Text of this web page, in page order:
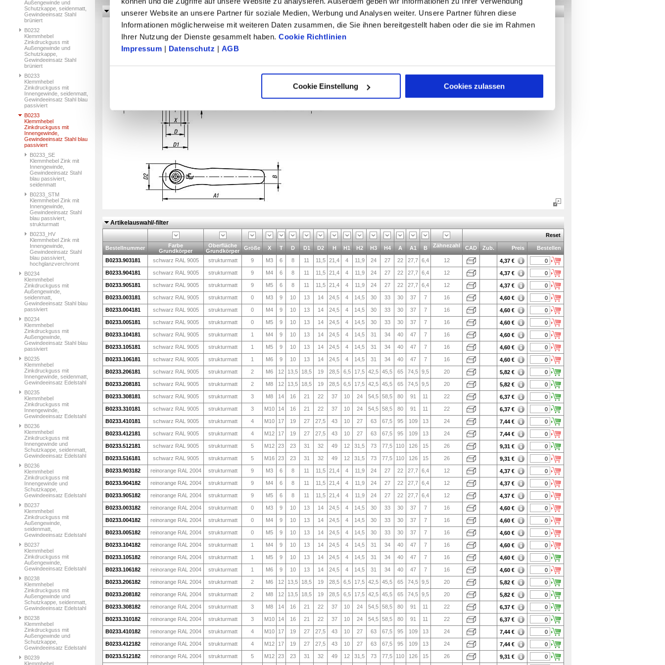
unserer Website an unsere Partner für soziale Medien, Werbung und Analysen weiter. Unsere Partner führen diese
Informationen möglicherweise mit weiteren Daten zusammen, die Sie ihnen bereitgestellt haben oder die sie im Rahmen
Ihrer Nutzung der Dienste gesammelt haben. Cookie Richtlinien
Impressum | Datenschutz | AGB
Cookie Einstellung Cookies zulassen
Außengewinde und
Schutzkappe, seidenmatt,
Gewindeeinsatz Stahl
brüniert
B0232
Klemmhebel
Zinkdruckguss mit
Außengewinde und
Schutzkappe,
Gewindeeinsatz Stahl
brüniert
B0233
Klemmhebel
Zinkdruckguss mit
Innengewinde, seidenmatt,
Gewindeeinsatz Stahl blau
passiviert
B0233
Klemmhebel
Zinkdruckguss mit
Innengewinde,
Gewindeeinsatz Stahl blau
passiviert
B0233_SE
Klemmhebel Zink mit
Innengewinde,
Gewindeeinsatz Stahl
blau passiviert,
seidenmatt
B0233_STM
Klemmhebel Zink mit
Innengewinde,
Gewindeeinsatz Stahl
blau passiviert,
strukturmatt
B0233_HV
Klemmhebel Zink mit
Innengewinde,
Gewindeeinsatz Stahl
blau passiviert,
hochglanzverchromt
B0234
Klemmhebel
Zinkdruckguss mit
Außengewinde,
seidenmatt,
Gewindeeinsatz Stahl blau
passiviert
B0234
Klemmhebel
Zinkdruckguss mit
Außengewinde,
Gewindeeinsatz Stahl blau
passiviert
B0235
Klemmhebel
Zinkdruckguss mit
Innengewinde, seidenmatt,
Gewindeeinsatz Edelstahl
B0235
Klemmhebel
Zinkdruckguss mit
Innengewinde,
Gewindeeinsatz Edelstahl
B0236
Klemmhebel
Zinkdruckguss mit
Innengewinde und
Schutzkappe, seidenmatt,
Gewindeeinsatz Edelstahl
B0236
Klemmhebel
Zinkdruckguss mit
Innengewinde und
Schutzkappe,
Gewindeeinsatz Edelstahl
B0237
Klemmhebel
Zinkdruckguss mit
Außengewinde,
seidenmatt,
Gewindeeinsatz Edelstahl
B0237
Klemmhebel
Zinkdruckguss mit
Außengewinde,
Gewindeeinsatz Edelstahl
B0238
Klemmhebel
Zinkdruckguss mit
Außengewinde und
Schutzkappe, seidenmatt,
Gewindeeinsatz Edelstahl
B0238
Klemmhebel
Zinkdruckguss mit
Außengewinde und
Schutzkappe,
Gewindeeinsatz Edelstahl
B0239
Klemmhebel
Zeichnungen
Artikelauswahl/-filter
Reset
Bestellnummer
Farbe
Grundkörper
Oberfläche
Grundkörper
Größe X T D D1 D2 H H1 H2 H3 H4 A A1 B Zähnezahl CAD Zub. Preis Bestellen
B0233.903181 schwarz RAL 9005 strukturmatt 9 M3 6 8 11 11,5 21,4 4 11,9 24 27 22 27,7 6,4 12 4,37 €
B0233.904181
schwarz RAL 9005 strukturmatt 9 M4 6 8 11 11,5 21,4 4 11,9 24 27 22 27,7 6,4 12 4,37 €
B0233.905181
schwarz RAL 9005 strukturmatt 9 M5 6 8 11 11,5 21,4 4 11,9 24 27 22 27,7 6,4 12 4,37 €
B0233.003181
schwarz RAL 9005 strukturmatt 0 M3 9 10 13 14 24,5 4 14,5 30 33 30 37 7 16 4,60 €
B0233.004181
schwarz RAL 9005 strukturmatt 0 M4 9 10 13 14 24,5 4 14,5 30 33 30 37 7 16 4,60 €
B0233.005181
schwarz RAL 9005 strukturmatt 0 M5 9 10 13 14 24,5 4 14,5 30 33 30 37 7 16 4,60 €
B0233.104181
schwarz RAL 9005 strukturmatt 1 M4 9 10 13 14 24,5 4 14,5 31 34 40 47 7 16 4,60 €
B0233.105181
schwarz RAL 9005 strukturmatt 1 M5 9 10 13 14 24,5 4 14,5 31 34 40 47 7 16 4,60 €
B0233.106181
schwarz RAL 9005 strukturmatt 1 M6 9 10 13 14 24,5 4 14,5 31 34 40 47 7 16 4,60 €
B0233.206181
schwarz RAL 9005 strukturmatt 2 M6 12 13,5 18,5 19 28,5 6,5 17,5 42,5 45,5 65 74,5 9,5 20 5,82 €
B0233.208181
schwarz RAL 9005 strukturmatt 2 M8 12 13,5 18,5 19 28,5 6,5 17,5 42,5 45,5 65 74,5 9,5 20 5,82 €
B0233.308181
schwarz RAL 9005 strukturmatt 3 M8 14 16 21 22 37 10 24 54,5 58,5 80 91 11 22 6,37 €
B0233.310181
schwarz RAL 9005 strukturmatt 3 M10 14 16 21 22 37 10 24 54,5 58,5 80 91 11 22 6,37 €
B0233.410181
schwarz RAL 9005 strukturmatt 4 M10 17 19 27 27,5 43 10 27 63 67,5 95 109 13 24 7,44 €
B0233.412181
schwarz RAL 9005 strukturmatt 4 M12 17 19 27 27,5 43 10 27 63 67,5 95 109 13 24 7,44 €
B0233.512181
schwarz RAL 9005 strukturmatt 5 M12 23 23 31 32 49 12 31,5 73 77,5 110 126 15 26 9,31 €
B0233.516181
schwarz RAL 9005 strukturmatt 5 M16 23 23 31 32 49 12 31,5 73 77,5 110 126 15 26 9,31 €
B0233.903182
reinorange RAL 2004 strukturmatt 9 M3 6 8 11 11,5 21,4 4 11,9 24 27 22 27,7 6,4 12 4,37 €
B0233.904182
reinorange RAL 2004 strukturmatt 9 M4 6 8 11 11,5 21,4 4 11,9 24 27 22 27,7 6,4 12 4,37 €
B0233.905182
reinorange RAL 2004 strukturmatt 9 M5 6 8 11 11,5 21,4 4 11,9 24 27 22 27,7 6,4 12 4,37 €
B0233.003182
reinorange RAL 2004 strukturmatt 0 M3 9 10 13 14 24,5 4 14,5 30 33 30 37 7 16 4,60 €
B0233.004182
reinorange RAL 2004 strukturmatt 0 M4 9 10 13 14 24,5 4 14,5 30 33 30 37 7 16 4,60 €
B0233.005182
reinorange RAL 2004 strukturmatt 0 M5 9 10 13 14 24,5 4 14,5 30 33 30 37 7 16 4,60 €
B0233.104182
reinorange RAL 2004 strukturmatt 1 M4 9 10 13 14 24,5 4 14,5 31 34 40 47 7 16 4,60 €
B0233.105182
reinorange RAL 2004 strukturmatt 1 M5 9 10 13 14 24,5 4 14,5 31 34 40 47 7 16 4,60 €
B0233.106182
reinorange RAL 2004 strukturmatt 1 M6 9 10 13 14 24,5 4 14,5 31 34 40 47 7 16 4,60 €
B0233.206182
reinorange RAL 2004 strukturmatt 2 M6 12 13,5 18,5 19 28,5 6,5 17,5 42,5 45,5 65 74,5 9,5 20 5,82 €
B0233.208182
reinorange RAL 2004 strukturmatt 2 M8 12 13,5 18,5 19 28,5 6,5 17,5 42,5 45,5 65 74,5 9,5 20 5,82 €
B0233.308182
reinorange RAL 2004 strukturmatt 3 M8 14 16 21 22 37 10 24 54,5 58,5 80 91 11 22 6,37 €
B0233.310182
reinorange RAL 2004 strukturmatt 3 M10 14 16 21 22 37 10 24 54,5 58,5 80 91 11 22 6,37 €
B0233.410182
reinorange RAL 2004 strukturmatt 4 M10 17 19 27 27,5 43 10 27 63 67,5 95 109 13 24 7,44 €
B0233.412182
reinorange RAL 2004 strukturmatt 4 M12 17 19 27 27,5 43 10 27 63 67,5 95 109 13 24 7,44 €
B0233.512182
reinorange RAL 2004 strukturmatt 5 M12 23 23 31 32 49 12 31,5 73 77,5 110 126 15 26 9,31 €